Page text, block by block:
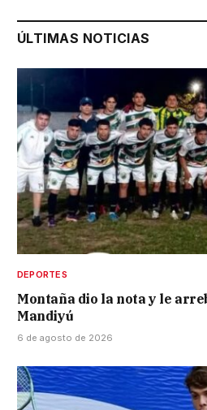
ÚLTIMAS NOTICIAS
DEPORTES
Montaña dio la nota y le
Mandiyú
6 de agosto de 2026